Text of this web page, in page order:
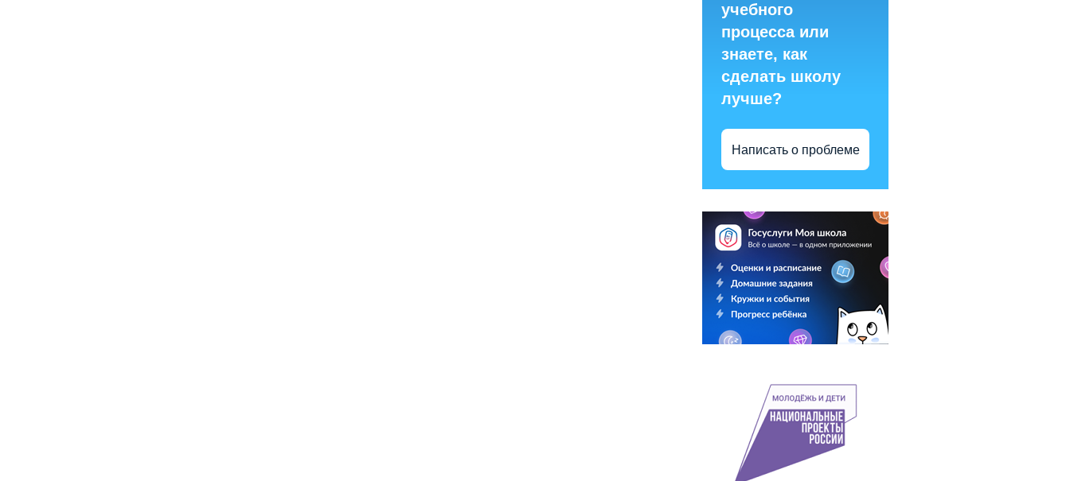
учебного
процесса или
знаете, как
сделать школу
лучше?
Написать о проблеме